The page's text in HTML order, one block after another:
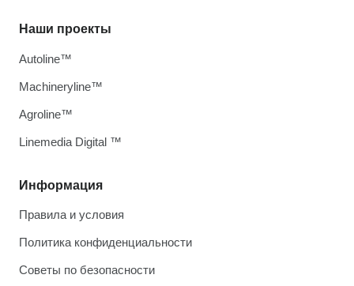
Информация
Правила и условия
Политика конфиденциальности
Советы по безопасности
Наши проекты
Autoline™
Machineryline™
Agroline™
Linemedia Digital ™